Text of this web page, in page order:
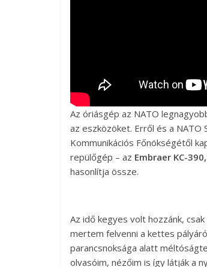
Az óriásgép az NATO
az eszközöket. Erről és a NATO
Kommunikációs Főnökségétől
repülőgép – az Embraer KC-
hasonlítja össze.
Az idő kegyes volt hozzánk,
mertem felvenni a kettes
parancsnoksága alatt
olvasóim, nézőim is így látják a